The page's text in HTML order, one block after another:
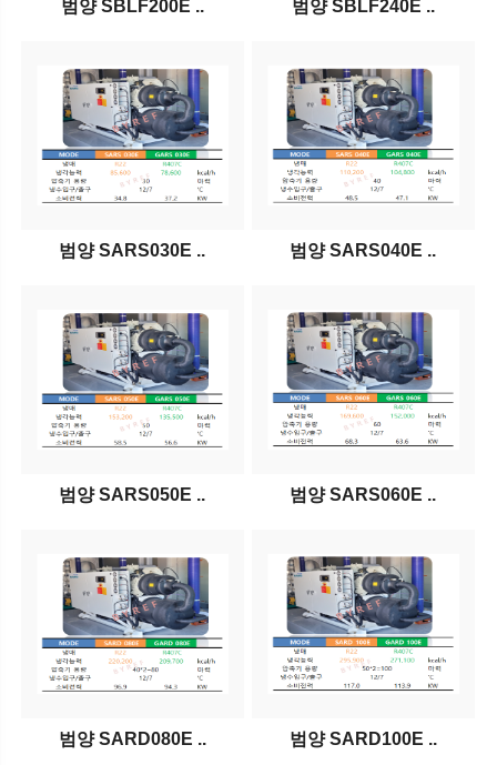
범양 SBLF200E .. 범양 SBLF240E ..
범양 SARS030E .. 범양 SARS040E ..
범양 SARS050E .. 범양 SARS060E ..
범양 SARD080E .. 범양 SARD100E ..